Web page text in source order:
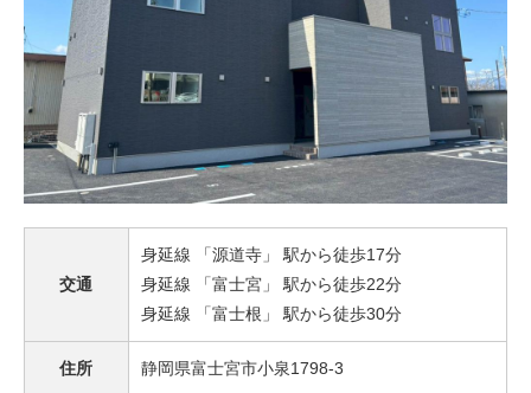
交通
身延線 「源道寺」 駅から徒歩17分
身延線 「富士宮」 駅から徒歩22分
身延線 「富士根」 駅から徒歩30分
住所 静岡県富士宮市小泉1798-3